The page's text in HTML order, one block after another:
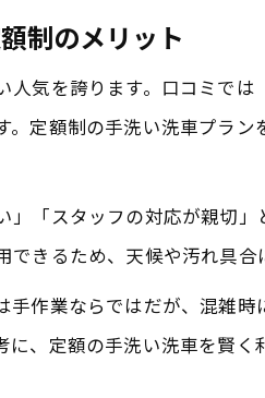
制のメリット
人気を誇ります。口コミで
。定額制の手洗い洗車プラ
」「スタッフの対応が親切
できるため、天候や汚れ具
手作業ならではだが、混雑
に、定額の手洗い洗車を賢